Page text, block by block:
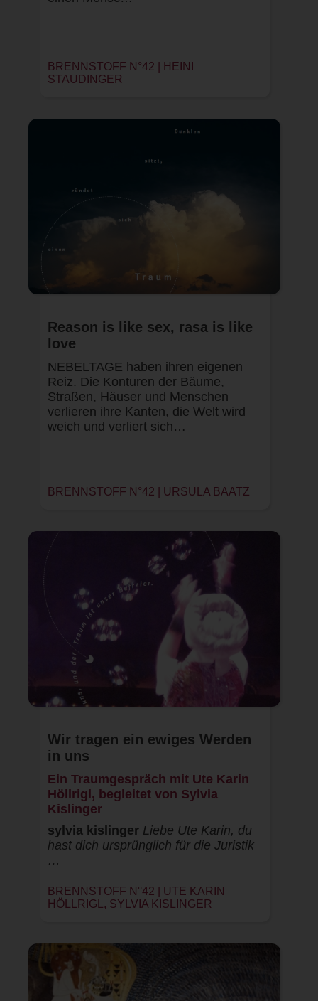
BRENNSTOFF N°42 | HEINI
STAUDINGER
Reason is like sex, rasa is like
love
NEBELTAGE haben ihren eigenen
Reiz. Die Konturen der Bäume,
Straßen, Häuser und Menschen
verlieren ihre Kanten, die Welt wird
weich und verliert sich…
BRENNSTOFF N°42 | URSULA BAATZ
Wir tragen ein ewiges Werden
in uns
Ein Traumgespräch mit Ute Karin
Höllrigl, begleitet von Sylvia
Kislinger
sylvia kislinger Liebe Ute Karin, du
hast dich ursprünglich für die Juristik
…
BRENNSTOFF N°42 | UTE KARIN
HÖLLRIGL, SYLVIA KISLINGER